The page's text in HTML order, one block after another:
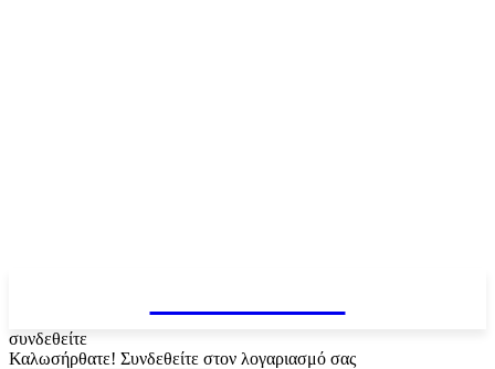
συνδεθείτε
Καλωσήρθατε! Συνδεθείτε στον λογαριασμό σας